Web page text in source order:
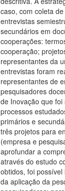
caso, com coleta
entrevistas
secundários em
cooperações:
cooperação;
representantes da
entrevistas foram
representantes de
pesquisadores
de Inovação que
processos
primários e
três projetos para
(empresa e
aprofundar a
através do estudo
obtidos, foi
da aplicação da